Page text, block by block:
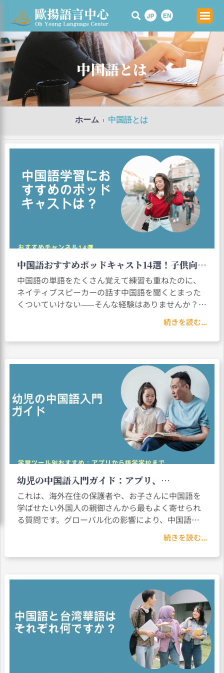
Skip
content
中国語とは
ホーム / 中国語とは
中国語おすすめポッドキャスト14選！子供向け
から初心者まで
中国語の単語をたくさん覚えて練習も重ねたのに、
ネイティブスピーカーの話す中国語を聞くとまった
くついていけない——そんな経験はありませんか？こ
れはほぼすべての中国語学習者が通る道です。中国
語学習ポッドキャストは、この見えない壁を打ち破
る強力な手段のひとつです。
続きを読む...
幼児の中国語入門ガイド：アプリ、
YouTube、絵本、語学学校のおすすめ
これは、海外在住の保護者や、お子さんに中国語を
学ばせたい外国人の親御さんから最もよく寄せられ
る質問です。グローバル化の影響により、中国語は
世界で最も競争力のある言語のひとつとなりまし
た。子どもにとって、学業・進学、キャリア形成、
文化的アイデンティティ
続きを読む...